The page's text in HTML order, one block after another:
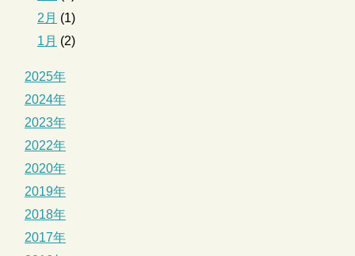
2月 (1)
1月 (2)
2025年
2024年
2023年
2022年
2020年
2019年
2018年
2017年